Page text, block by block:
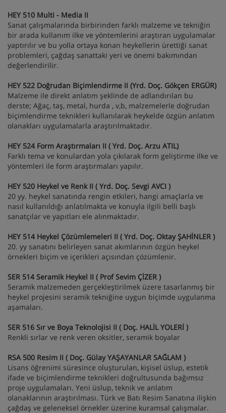
HEY 510 Multi - Media II
Sanat çalışmalarında birbirinden farklı malzeme ve tekniğin
bir arada kullanım ilke ve yöntemlerini araştıran uygulamalar
yaptırılır ve bu yolla ortaya konan heykellerin ürettiği sanat
problemleri, çağdaş sanattaki yeri ve önemi bakımından
değerlendirilir.
HEY 522 Doğrudan Biçimlendirme II (Yrd. Doç. Gökçen ERGÜR)
Malzeme ile direkt anlatım şeklinde de adlandırılan bu
derste; Ağaç, taş, metal, hurda , v,b, malzemelerle doğrudan
biçimlendirme teknikleri kullanılarak heykelde özgün anlatım
olanakları uygulamalarla araştırılmaktadır.
HEY 524 Form Araştırmaları II ( Yrd. Doç. Arzu ATIL)
Farklı tema ve konulardan yola çıkılarak form geliştirme ilke ve
yöntemleri ile form araştırmaları yapılır.
HEY 520 Heykel ve Renk II ( Yrd. Doç. Sevgi AVCI )
20 yy. heykel sanatında rengin etkileri, hangi amaçlarla ve
nasıl kullanıldığı anlatılmakta ve konuyla ilgili belli başlı
sanatçılar ve yapıtları ele alınmaktadır.
HEY 514 Heykel Çözümlemeleri II ( Yrd. Doç. Oktay ŞAHİNLER )
20. yy sanatını belirleyen sanat akımlarının özgün heykel
örnekleri biçim ve içerikleri açısından çözümlenir.
SER 514 Seramik Heykel II ( Prof Sevim ÇİZER )
Seramik malzemeden gerçekleştirilmek üzere tasarlanmış bir
heykel projesini seramik tekniğine uygun biçimde uygulanma
aşamaları.
SER 516 Sır ve Boya Teknolojisi II ( Doç. HALİL YOLERİ )
Renkli sırlar ve renk veren oksitler, seramik boyalar
RSA 500 Resim II ( Doç. Gülay YAŞAYANLAR SAĞLAM )
Lisans öğrenimi süresince oluşturulan, kişisel üslup, estetik
ifade ve biçimlendirme teknikleri doğrultusunda bağımsız
proje uygulamaları. Yeni üslup, teknik ve anlatım
olanaklarının araştırılması. Türk ve Batı Resim Sanatına ilişkin
çağdaş ve geleneksel örnekler üzerine kuramsal çalışmalar.